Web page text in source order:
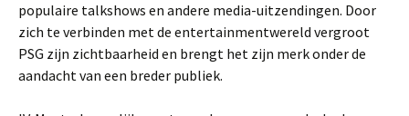
populaire talkshows en andere media-uitzendingen. Door
zich te verbinden met de entertainmentwereld vergroot
PSG zijn zichtbaarheid en brengt het zijn merk onder de
aandacht van een breder publiek.